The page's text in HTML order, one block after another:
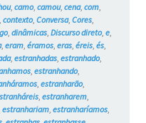
, camo, camou, cena, com,
contexto, Conversa, Cores,
, dinâmicas, Discurso direto, e,
, eram, éramos, eras, éreis, és,
, estranhadas, estranhado,
, estranhando,
, estranharão,
, estranharem,
estranhariam, estranharíamos,